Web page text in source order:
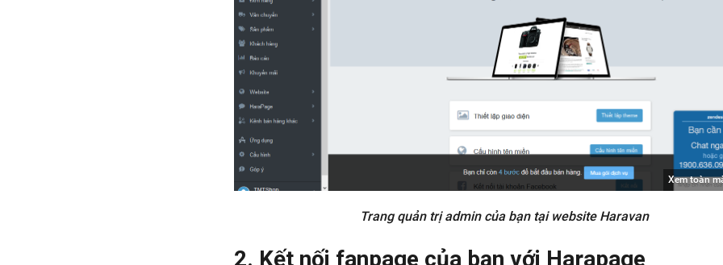
Xem toàn
Trang quản trị admin của bạn tại website Haravan
2. Kết nối fanpage của bạn với Harapage